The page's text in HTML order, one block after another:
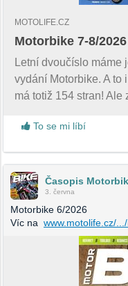
MOTOLIFE.CZ
Motorbike 7-8/2026
Letní dvoučíslo máme
vydání Motorbike. A to
má totiž 154 stran! Ale
To se mi líbí
Časopis
3. června
Motorbike 6/2026
Víc na www.motolife.cz/